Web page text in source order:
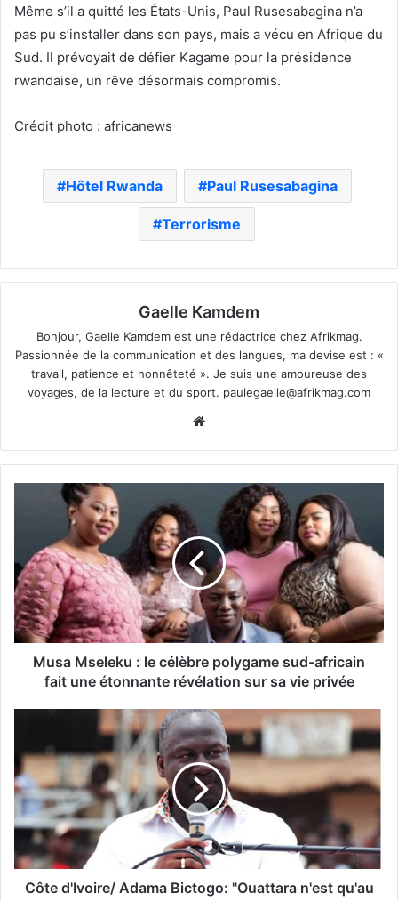
Même s’il a quitté les États-Unis, Paul Rusesabagina n’a
pas pu s’installer dans son pays, mais a vécu en Afrique du
Sud. Il prévoyait de défier Kagame pour la présidence
rwandaise, un rêve désormais compromis.
Crédit photo : africanews
Hôtel Rwanda Paul Rusesabagina
Terrorisme
Gaelle Kamdem
Bonjour, Gaelle Kamdem est une rédactrice chez Afrikmag.
Passionnée de la communication et des langues, ma devise est : «
travail, patience et honnêteté ». Je suis une amoureuse des
voyages, de la lecture et du sport. paulegaelle@afrikmag.com
Musa Mseleku : le célèbre polygame sud-africain
fait une étonnante révélation sur sa vie privée
Côte d'Ivoire/ Adama Bictogo: "Ouattara n'est qu'au